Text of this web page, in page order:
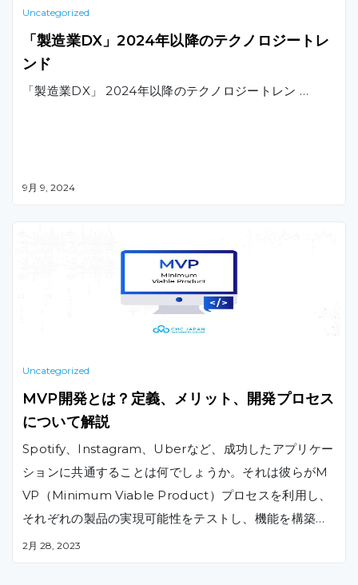
Uncategorized
「製造業DX」2024年以降のテクノロジートレ
ンド
「製造業DX」 2024年以降のテクノロジートレン …
9月 9, 2024
Uncategorized
MVP開発とは？定義、メリット、開発プロセス
について解説
Spotify、Instagram、Uberなど、成功したアプリケー
ションに共通することは何でしょうか。それは彼らがM
VP（Minimum Viable Product）プロセスを利用し、
それぞれの製品の実現可能性をテストし、機能を構築し
てきたことです。MVPの開発を通じて、これらのアプリ
2月 28, 2023